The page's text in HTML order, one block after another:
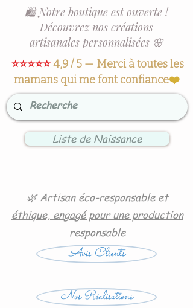
🛍️ Notre boutique est ouverte !
Découvrez nos créations
artisanales personnalisées 🌸
⭐⭐⭐⭐⭐4,9 / 5 — Merci à toutes les
mamans qui me font confiance❤️
Liste de Naissance
🌿 Artisan éco-responsable et
éthique, engagé pour une production
responsable
Avis Clients
Nos Réalisations